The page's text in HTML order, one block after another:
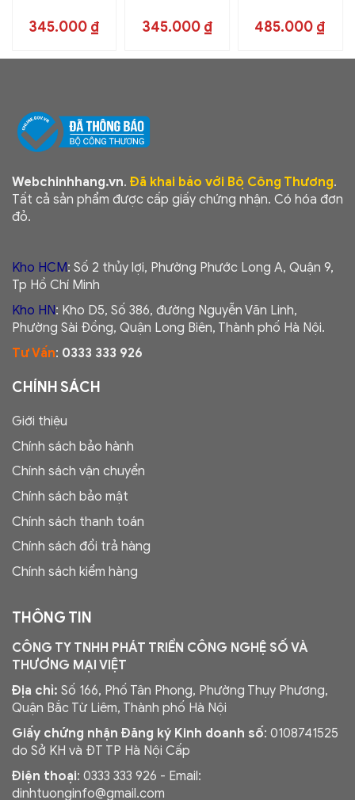
345.000 ₫ 345.000 ₫ 485.000 ₫
Webchinhhang.vn. Đã khai báo với Bộ Công Thương.
Tất cả sản phẩm được cấp giấy chứng nhận. Có hóa đơn
đỏ.
Kho HCM: Số 2 thủy lợi, Phường Phước Long A, Quận 9,
Tp Hồ Chí Minh
Kho HN: Kho D5, Số 386, đường Nguyễn Văn Linh,
Phường Sài Đồng, Quận Long Biên, Thành phố Hà Nội.
Tư Vấn: 0333 333 926
CHÍNH SÁCH
Giới thiệu
Chính sách bảo hành
Chính sách vận chuyển
Chính sách bảo mật
Chính sách thanh toán
Chính sách đổi trả hàng
Chính sách kiểm hàng
THÔNG TIN
CÔNG TY TNHH PHÁT TRIỂN CÔNG NGHỆ SỐ VÀ
THƯƠNG MẠI VIỆT
Địa chỉ: Số 166, Phố Tân Phong, Phường Thụy Phương,
Quận Bắc Từ Liêm, Thành phố Hà Nội
Giấy chứng nhận Đăng ký Kinh doanh số: 0108741525
do Sở KH và ĐT TP Hà Nội Cấp
Điện thoại: 0333 333 926 - Email:
dinhtuonginfo@gmail.com